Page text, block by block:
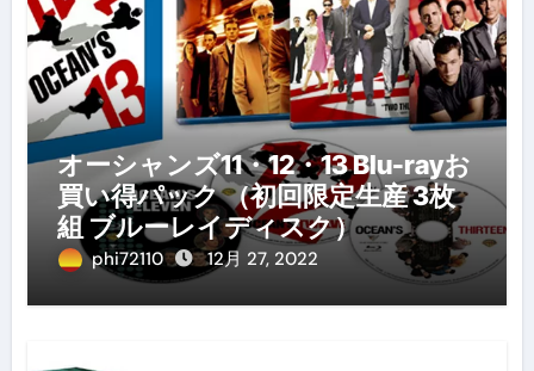
オーシャンズ11・12・13 Blu-rayお
買い得パック （初回限定生産 3枚
組 ブルーレイディスク）
phi72110 12月 27, 2022